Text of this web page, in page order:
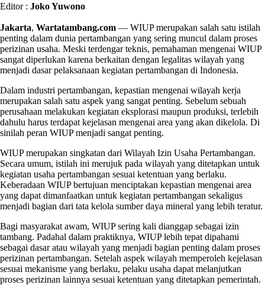
Editor : Joko Yuwono
Jakarta, Wartatambang.com — WIUP merupakan salah satu istilah
penting dalam dunia pertambangan yang sering muncul dalam proses
perizinan usaha. Meski terdengar teknis, pemahaman mengenai WIUP
sangat diperlukan karena berkaitan dengan legalitas wilayah yang
menjadi dasar pelaksanaan kegiatan pertambangan di Indonesia.
Dalam industri pertambangan, kepastian mengenai wilayah kerja
merupakan salah satu aspek yang sangat penting. Sebelum sebuah
perusahaan melakukan kegiatan eksplorasi maupun produksi, terlebih
dahulu harus terdapat kejelasan mengenai area yang akan dikelola. Di
sinilah peran WIUP menjadi sangat penting.
WIUP merupakan singkatan dari Wilayah Izin Usaha Pertambangan.
Secara umum, istilah ini merujuk pada wilayah yang ditetapkan untuk
kegiatan usaha pertambangan sesuai ketentuan yang berlaku.
Keberadaan WIUP bertujuan menciptakan kepastian mengenai area
yang dapat dimanfaatkan untuk kegiatan pertambangan sekaligus
menjadi bagian dari tata kelola sumber daya mineral yang lebih teratur.
Bagi masyarakat awam, WIUP sering kali dianggap sebagai izin
tambang. Padahal dalam praktiknya, WIUP lebih tepat dipahami
sebagai dasar atau wilayah yang menjadi bagian penting dalam proses
perizinan pertambangan. Setelah aspek wilayah memperoleh kejelasan
sesuai mekanisme yang berlaku, pelaku usaha dapat melanjutkan
proses perizinan lainnya sesuai ketentuan yang ditetapkan pemerintah.